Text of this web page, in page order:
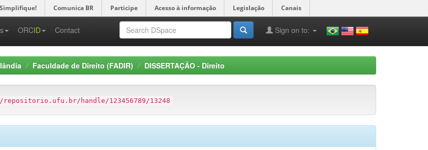
Simplifique! Comunica BR Participe Acesso à informação Legislação Canais
ORCID Contact Sign on to:
Faculdade de Direito (FADIR) DISSERTAÇÃO - Direito
handle/123456789/13248